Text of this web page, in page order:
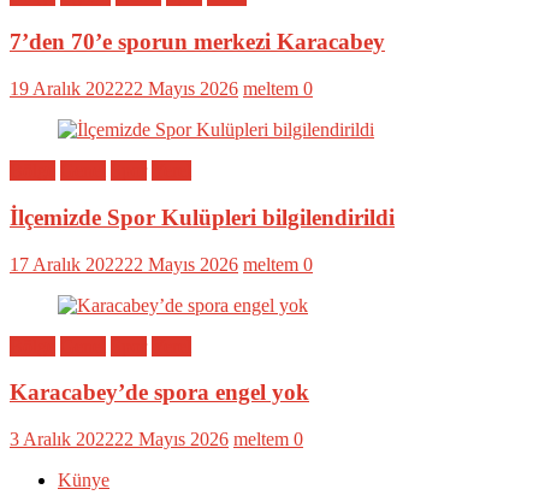
7’den 70’e sporun merkezi Karacabey
19 Aralık 202222 Mayıs 2026 meltem 0
İlçemizde Spor Kulüpleri bilgilendirildi
17 Aralık 202222 Mayıs 2026 meltem 0
Karacabey’de spora engel yok
3 Aralık 202222 Mayıs 2026 meltem 0
Künye